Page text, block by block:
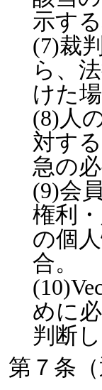
示す
(7)裁
ら、
けた
(8)人
対す
急の
(9)会
権利
の個
合。
めに
判断
第７条